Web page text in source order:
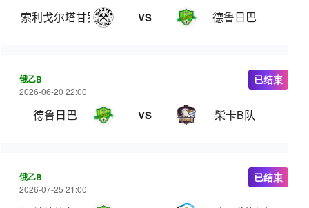
索利戈尔塔甘罗格 VS 德鲁日巴
俄乙B
2026-06-20 22:00
德鲁日巴 VS 柴卡B队
已结束
俄乙B
2026-07-25 21:00
已结束